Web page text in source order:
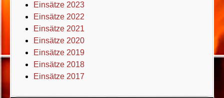
Einsätze 2023
Einsätze 2022
Einsätze 2021
Einsätze 2020
Einsätze 2019
Einsätze 2018
Einsätze 2017